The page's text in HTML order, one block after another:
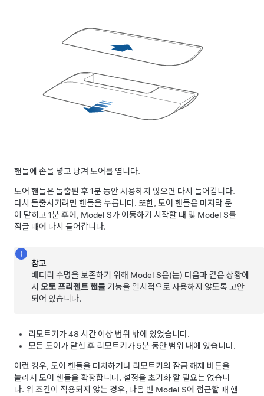
핸들에 손을 넣고 당겨 도어를 엽니다.
도어 핸들은 돌출된 후 1분 동안 사용하지 않으면 다시 들어갑니다.
다시 돌출시키려면 핸들을 누릅니다. 또한, 도어 핸들은 마지막 문
이 닫히고 1분 후에, Model S가 이동하기 시작할 때 및 Model S를
잠글 때에 다시 들어갑니다.
참고
배터리 수명을 보존하기 위해 Model S은(는) 다음과 같은 상황에
서오토 프리젠트 핸들 기능을 일시적으로 사용하지 않도록 고안
되어 있습니다.
리모트키가 48 시간 이상 범위 밖에 있었습니다.
모든 도어가 닫힌 후 리모트키가 5분 동안 범위 내에 있습니다.
이런 경우, 도어 핸들을 터치하거나 리모트키의 잠금 해제 버튼을
눌러서 도어 핸들을 확장합니다. 설정을 초기화 할 필요는 없습니
다. 위 조건이 적용되지 않는 경우, 다음 번 Model S에 접근할 때 핸